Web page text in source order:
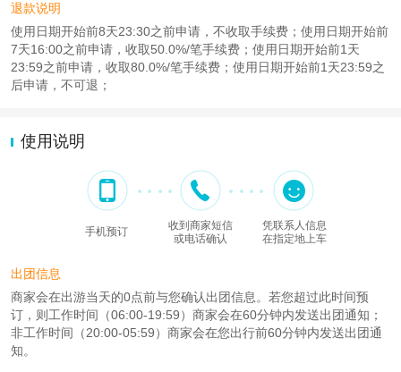
退款说明
使用日期开始前8天23:30之前申请，不收取手续费；使用日期开始前
7天16:00之前申请，收取50.0%/笔手续费；使用日期开始前1天
23:59之前申请，收取80.0%/笔手续费；使用日期开始前1天23:59之
后申请，不可退；
使用说明
手机预订
收到商家短信
或电话确认
凭联系人信息
在指定地上车
出团信息
商家会在出游当天的0点前与您确认出团信息。若您超过此时间预
订，则工作时间（06:00-19:59）商家会在60分钟内发送出团通知；
非工作时间（20:00-05:59）商家会在您出行前60分钟内发送出团通
知。